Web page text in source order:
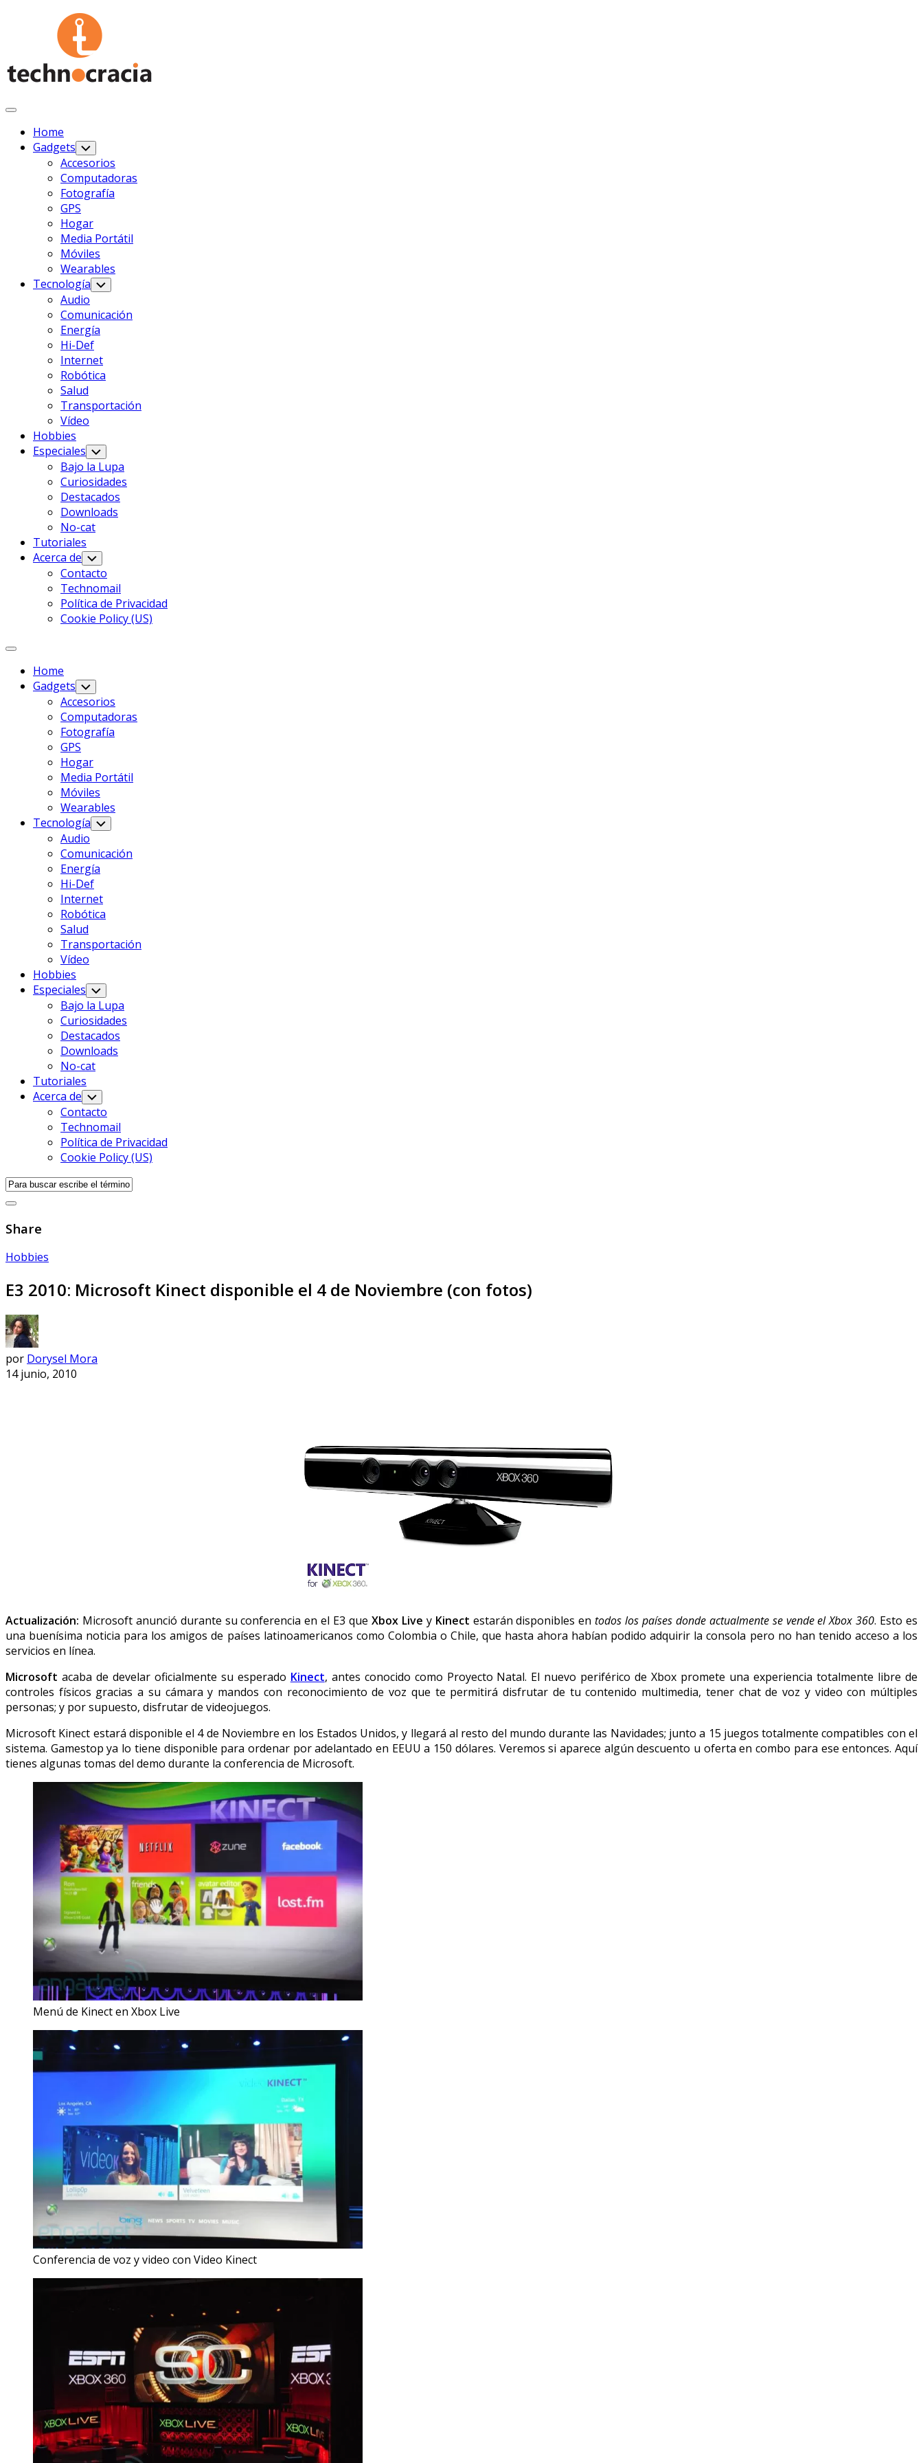
Expanda
Menú
Home
Gadgets Alternar
Menú
Infantil
Accesorios
Computadoras
Fotografía
GPS
Hogar
Media Portátil
Móviles
Wearables
Tecnología Alternar
Menú
Audio
Comunicación
Energía
Hi-Def
Internet
Robótica
Salud
Transportación
Vídeo
Página
Actual
Los
Padres
Hobbies
Especiales Alternar
Menú
Infantil
Bajo la Lupa
Curiosidades
Destacados
Downloads
No-cat
Tutoriales
Acerca de Alternar
Menú
Infantil
Contacto
Technomail
Política de Privacidad
Cookie Policy (US)
Expanda
Menú
Home
Gadgets Alternar
Menú
Infantil
Accesorios
Computadoras
Fotografía
GPS
Hogar
Media Portátil
Móviles
Wearables
Tecnología Alternar
Menú
Audio
Comunicación
Energía
Hi-Def
Internet
Robótica
Salud
Transportación
Vídeo
Página
Actual
Los
Padres
Hobbies
Especiales Alternar
Menú
Infantil
Bajo la Lupa
Curiosidades
Destacados
Downloads
No-cat
Tutoriales
Acerca de Alternar
Menú
Infantil
Contacto
Technomail
Política de Privacidad
Cookie Policy (US)
Share
Hobbies
E3 2010: Microsoft Kinect disponible el 4 de Noviembre (con fotos)
por Dorysel Mora
14 junio, 2010
Actualización: Microsoft anunció durante su conferencia en el E3 que Xbox Live y Kinect estarán disponibles entodos los países donde actualmente se vende el Xbox 360. Esto es
una buenísima noticia para los amigos de países latinoamericanos como Colombia o Chile, que hasta ahora habían podido adquirir la consola pero no han tenido acceso a los
servicios en línea.
Microsoft acaba de develar oficialmente su esperado Kinect, antes conocido como Proyecto Natal. El nuevo periférico de Xbox promete una experiencia totalmente libre de
controles físicos gracias a su cámara y mandos con reconocimiento de voz que te permitirá disfrutar de tu contenido multimedia, tener chat de voz y video con múltiples
personas; y por supuesto, disfrutar de videojuegos.
Microsoft Kinect estará disponible el 4 de Noviembre en los Estados Unidos, y llegará al resto del mundo durante las Navidades; junto a 15 juegos totalmente compatibles con el
sistema. Gamestop ya lo tiene disponible para ordenar por adelantado en EEUU a 150 dólares. Veremos si aparece algún descuento u oferta en combo para ese entonces. Aquí
tienes algunas tomas del demo durante la conferencia de Microsoft.
Menú de Kinect en Xbox Live
Conferencia de voz y video con Video Kinect